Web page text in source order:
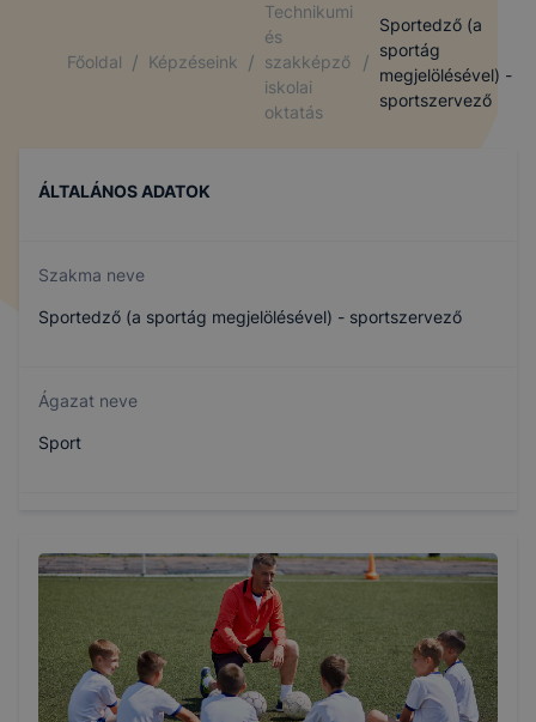
Főoldal / Képzéseink /
Technikumi
és
szakképző
iskolai
oktatás
/
Sportedző (a
sportág
megjelölésével) -
sportszervező
ÁLTALÁNOS ADATOK
Szakma neve
Sportedző (a sportág megjelölésével) - sportszervező
Ágazat neve
Sport
510142002
Képzés időtartama
5 év